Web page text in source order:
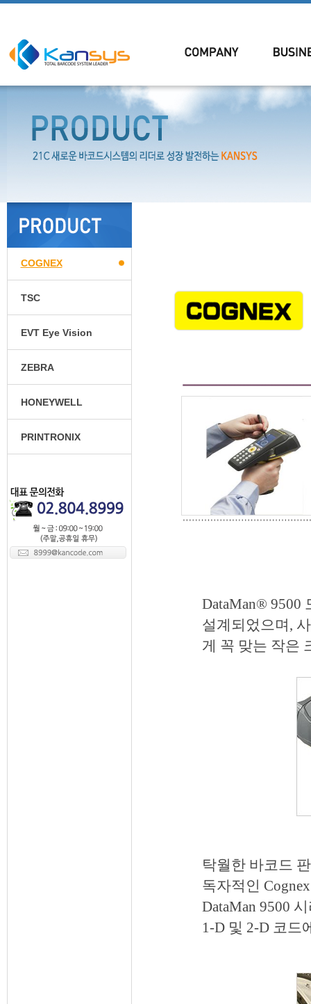
COGNEX
TSC
EVT Eye Vision
ZEBRA
HONEYWELL
PRINTRONIX
DataMan® 9500
설계되었으며,
게 꼭 맞는 작은
탁월한 바코드
독자적인
DataMan 9500
1-D 및 2-D 코드